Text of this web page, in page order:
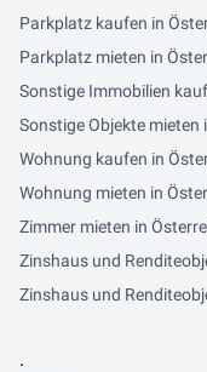
Parkplatz kaufen in
Parkplatz mieten in
Sonstige Immobilien
Sonstige Objekte mieten
Wohnung kaufen in
Wohnung mieten in
Zimmer mieten in
Zinshaus und
Zinshaus und
.